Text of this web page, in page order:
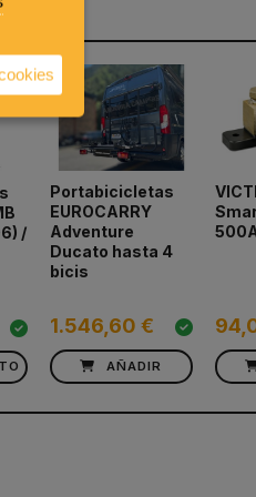
/
Portabicicletas
EUROCARRY
Adventure
Ducato hasta 4
bicis
1.546,60 €
AÑADIR